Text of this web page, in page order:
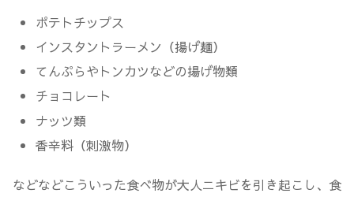
ポテトチップス
インスタントラーメン（揚げ麺）
てんぷらやトンカツなどの揚げ物類
チョコレート
ナッツ類
香辛料（刺激物）
などなどこういった食べ物が大人ニキビを引き起こし、食